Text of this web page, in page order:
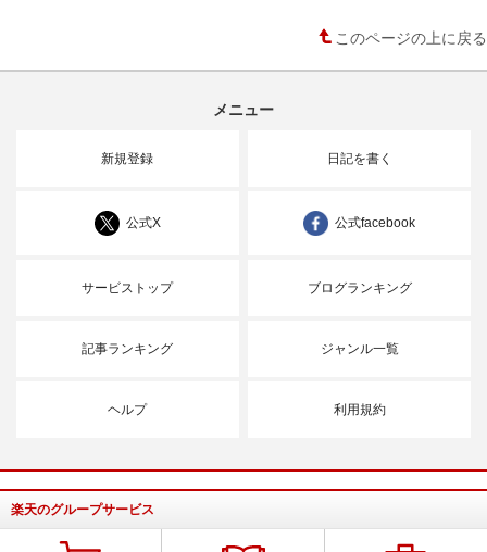
このページの上に戻る
メニュー
新規登録 日記を書く
公式X 公式facebook
サービストップ ブログランキング
記事ランキング ジャンル一覧
ヘルプ 利用規約
楽天のグループサービス